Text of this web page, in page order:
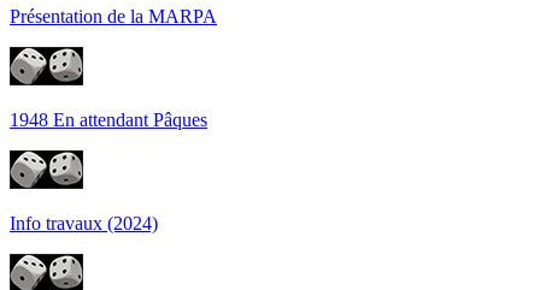
Présentation de la MARPA
1948 En attendant Pâques
Info travaux (2024)